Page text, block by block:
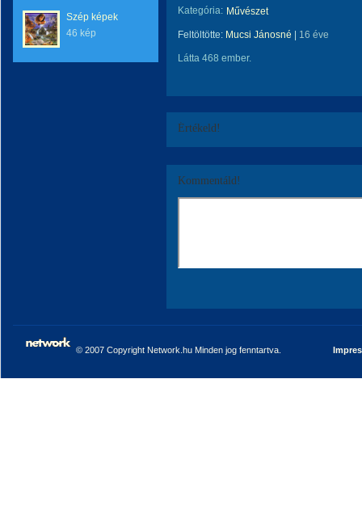
Szép képek
46 kép
Kategória: Művészet
Feltöltötte: Mucsi Jánosné 16 éve
Látta 468 ember.
Értékeld!
Kommentáld!
© 2007 Copyright Network.hu Minden jog fenntartva.